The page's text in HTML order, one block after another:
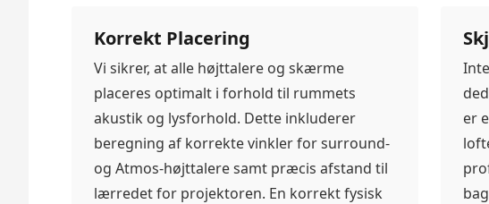
Korrekt Placering
Vi sikrer, at alle højttalere og skærme
placeres optimalt i forhold til rummets
akustik og lysforhold. Dette inkluderer
beregning af korrekte vinkler for surround-
og Atmos-højttalere samt præcis afstand til
lærredet for projektoren. En korrekt fysisk
er